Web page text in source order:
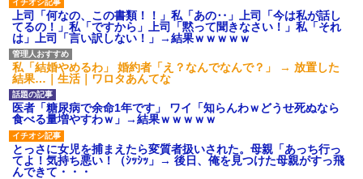
上司「何なの、この書類！！」私「あの‥」上司「今は私が話し
てるの！」私「ですから」上司「黙って聞きなさい！」私「それ
は」上司「言い訳しない！」→結果ｗｗｗｗｗ
私「結婚やめるわ」 婚約者「え？なんでなんで？」 → 放置した
結果…｜生活｜ワロタあんてな
医者「糖尿病で余命1年です」 ワイ「知らんわｗどうせ死ぬなら
食べる量増やすわｗ」→結果ｗｗｗｗｗ
とっさに女児を捕まえたら変質者扱いされた。母親「あっち行っ
てよ！気持ち悪い！（ｼｯｼｯ」→ 後日、俺を見つけた母親がすっ飛
んできて・・・